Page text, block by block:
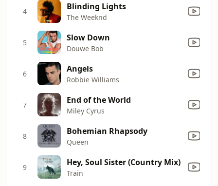
4 Blinding Lights
The Weeknd
5 Slow Down
Douwe Bob
6 Angels
Robbie Williams
7 End of the World
Miley Cyrus
8 Bohemian Rhapsody
Queen
9 Hey, Soul Sister (Country Mix)
Train